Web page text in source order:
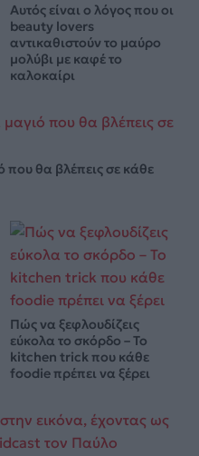
Αυτός είναι ο λόγος που οι
beauty lovers
αντικαθιστούν το μαύρο
μολύβι με καφέ το
καλοκαίρι
που θα βλέπεις σε κάθε
Πώς να ξεφλουδίζεις
εύκολα το σκόρδο – Το
kitchen trick που κάθε
foodie πρέπει να ξέρει